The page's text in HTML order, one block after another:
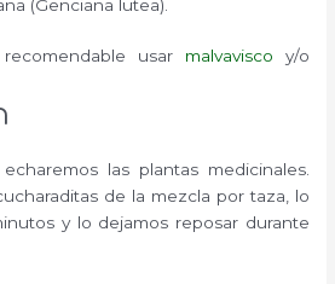
(Genciana lutea).
usar malvavisco y/o
las plantas medicinales.
de la mezcla por taza, lo
y lo dejamos reposar durante